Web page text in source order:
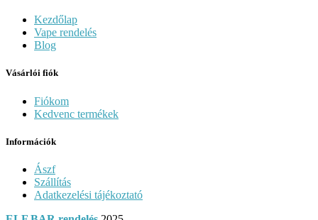
Kezdőlap
Vape rendelés
Blog
Vásárlói fiók
Fiókom
Kedvenc termékek
Információk
Ászf
Szállítás
Adatkezelési tájékoztató